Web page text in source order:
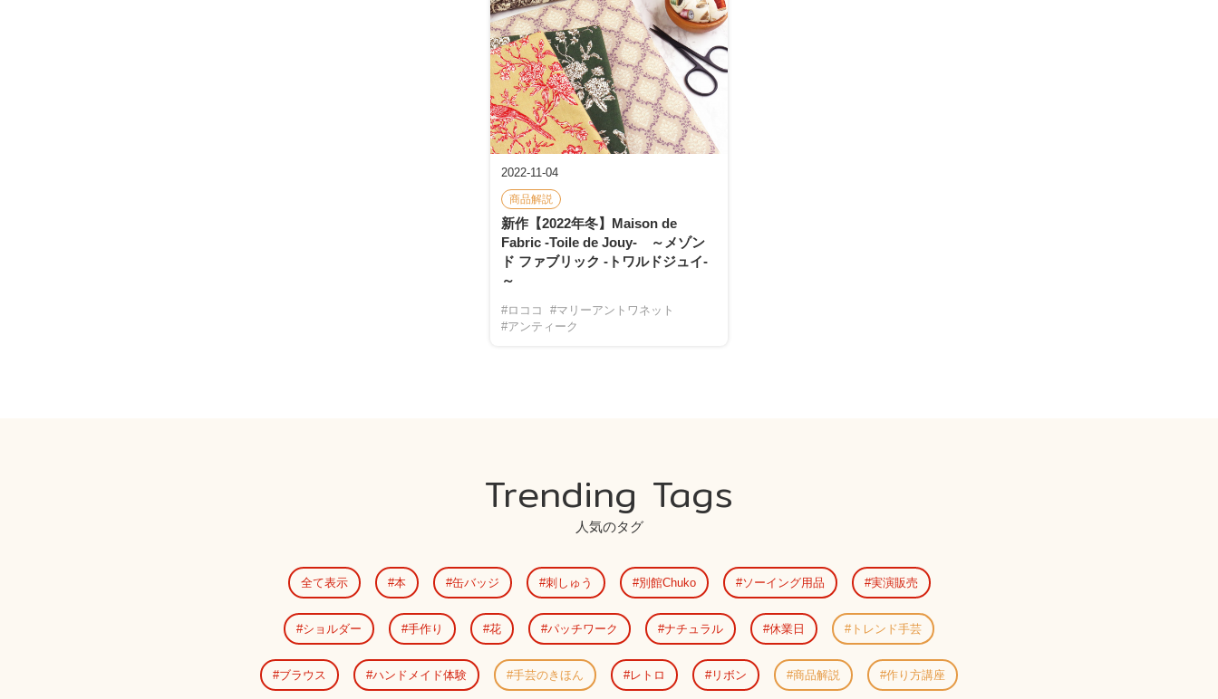
2022-11-04
商品解説
新作【2022年冬】Maison de
Fabric -Toile de Jouy- ～メゾン
ド ファブリック -トワルドジュイ-
～
#ロココ
#マリーアントワネット
#アンティーク
Trending Tags
人気のタグ
全て表示 本 缶バッジ 刺しゅう 別館Chuko ソーイング用品 実演販売
ショルダー 手作り 花 パッチワーク ナチュラル 休業日 トレンド手芸
ブラウス ハンドメイド体験 手芸のきほん レトロ リボン 商品解説 作り方講座